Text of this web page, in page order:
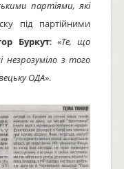
партіями, які
під партійними
Буркут: «Те, що
незрозуміло з того
ОДА».